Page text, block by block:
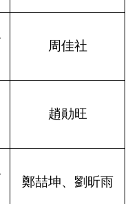
周佳社
趙勛旺
鄭喆坤、劉昕雨